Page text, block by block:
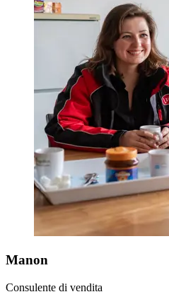
Manon
Consulente di vendita